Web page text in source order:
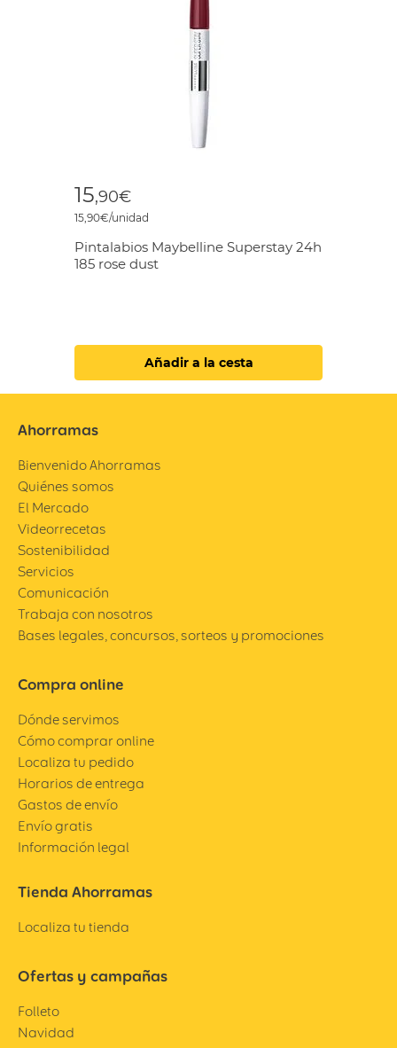
15,90€
15,90€/unidad
Pintalabios Maybelline Superstay 24h
185 rose dust
Añadir a la cesta
Ahorramas
Bienvenido Ahorramas
Quiénes somos
El Mercado
Videorrecetas
Sostenibilidad
Servicios
Comunicación
Trabaja con nosotros
Bases legales, concursos, sorteos y promociones
Compra online
Dónde servimos
Cómo comprar online
Localiza tu pedido
Horarios de entrega
Gastos de envío
Envío gratis
Información legal
Tienda Ahorramas
Localiza tu tienda
Ofertas y campañas
Folleto
Navidad